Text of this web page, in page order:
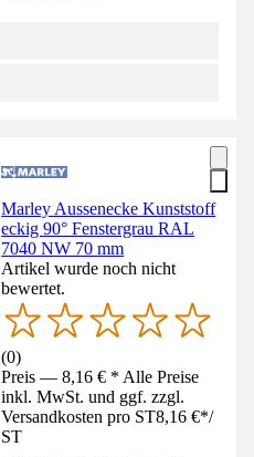
Marley Aussenecke Kunststoff
eckig 90° Fenstergrau RAL
7040 NW 70 mm
Artikel wurde noch nicht
bewertet.
(0)
Preis — 8,16 € * Alle Preise
inkl. MwSt. und ggf. zzgl.
Versandkosten pro ST8,16 €*/
ST